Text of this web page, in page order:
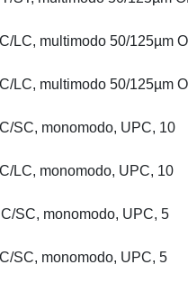
LC, multimodo 50/125µm
LC, multimodo 50/125µm
SC, monomodo, UPC, 10
LC, monomodo, UPC, 10
SC, monomodo, UPC, 5
SC, monomodo, UPC, 5